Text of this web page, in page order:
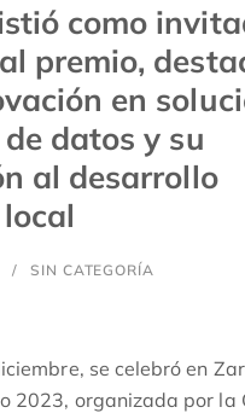
como
premio,
en
datos y su
al desarrollo
SIN CATEGORÍA
se celebró en
2023, organizada por la